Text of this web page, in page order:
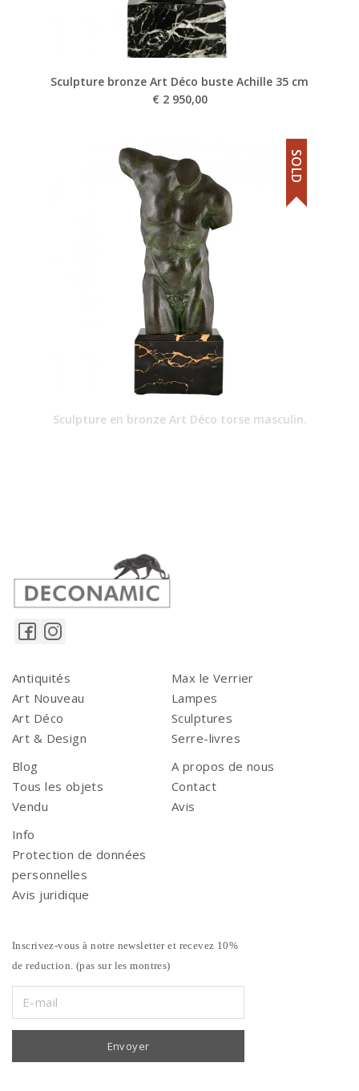
Sculpture bronze Art Déco buste Achille 35 cm
€ 2 950,00
Sculpture en bronze Art Déco torse masculin.
SOLD
Antiquités
Art Nouveau
Art Déco
Art & Design
Max le Verrier
Lampes
Sculptures
Serre-livres
Blog
Tous les objets
Vendu
A propos de nous
Contact
Avis
Info
Protection de données
personnelles
Avis juridique
Inscrivez-vous à notre newsletter et recevez 10%
de reduction. (pas sur les montres)